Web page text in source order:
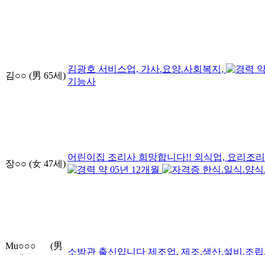
김○○ (男 65세)
김광호 서비스업, 가사.요양.사회복지,
기능사
장○○ (女 47세)
어린이집 조리사 희망합니다!! 외식업, 요리조
약 05년 12개월 한식.일식.양
Mu○○○
(男
소방관 출신입니다 제조업, 제조.생산.설비.조